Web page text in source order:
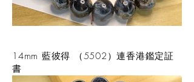
14mm 藍彼得 （5502）連香港鑑定証
書